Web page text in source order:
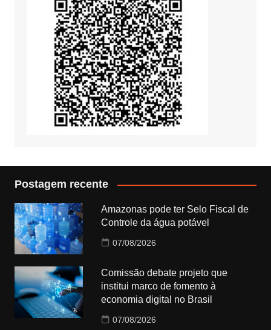
Postagem recente
Amazonas pode ter Selo Fiscal de
Controle da água potável
07/08/2026
Comissão debate projeto que
institui marco de fomento à
economia digital no Brasil
07/08/2026